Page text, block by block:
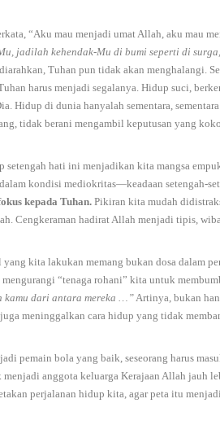
“Aku mau menjadi umat Allah, aku mau
jadilah kehendak-Mu di bumi seperti di
Tuhan pun tidak akan menghalangi.
harus menjadi segalanya. Hidup suci,
Hidup di dunia hanyalah sementara,
tidak berani mengambil keputusan yang
setengah hati ini menjadikan kita mangsa
kondisi mediokritas—keadaan setengah-
kepada Tuhan.Pikiran kita mudah
Cengkeraman hadirat Allah menjadi tipis,
yang kita lakukan memang bukan dosa dalam
mengurangi “tenaga rohani” kita untuk
kamu dari antara mereka …”Artinya, bukan
meninggalkan cara hidup yang tidak
pemain bola yang baik, seseorang harus
anggota keluarga Kerajaan Allah jauh
perjalanan hidup kita, agar peta itu